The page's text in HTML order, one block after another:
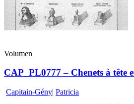
Volumen
CAP_PL0777 – Chenets à tête
Capitain-Gény| Patricia